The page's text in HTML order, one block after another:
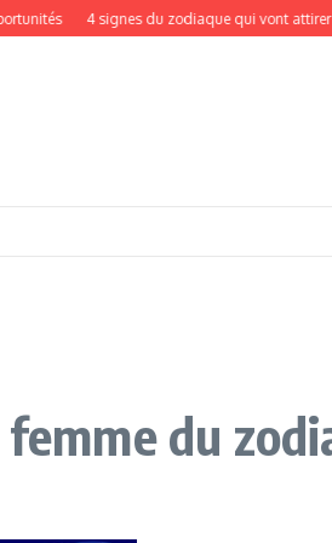
4 signes du zodiaque qui vont attirer
du